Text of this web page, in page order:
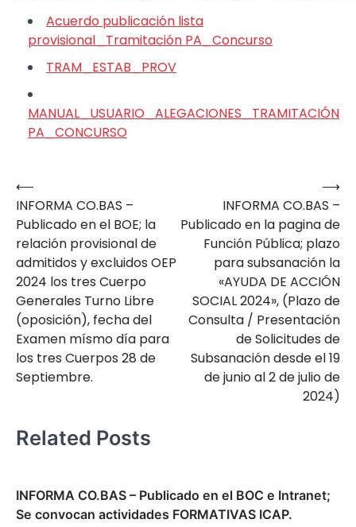
Acuerdo publicación lista
provisional_Tramitación PA_Concurso
TRAM_ESTAB_PROV
MANUAL_USUARIO_ALEGACIONES_TRAMITACIÓN
PA_CONCURSO
Navegación
de
entradas
⟵
INFORMA CO.BAS –
Publicado en el BOE; la
relación provisional de
admitidos y excluidos OEP
2024 los tres Cuerpo
Generales Turno Libre
(oposición), fecha del
Examen mísmo día para
los tres Cuerpos 28 de
Septiembre.
INFORMA CO.BAS –
Publicado en la pagina de
Función Pública; plazo
para subsanación la
«AYUDA DE ACCIÓN
SOCIAL 2024», (Plazo de
Consulta / Presentación
de Solicitudes de
Subsanación desde el 19
de junio al 2 de julio de
2024)
⟶
Related Posts
INFORMA CO.BAS – Publicado en el BOC e Intranet;
Se convocan actividades FORMATIVAS ICAP.